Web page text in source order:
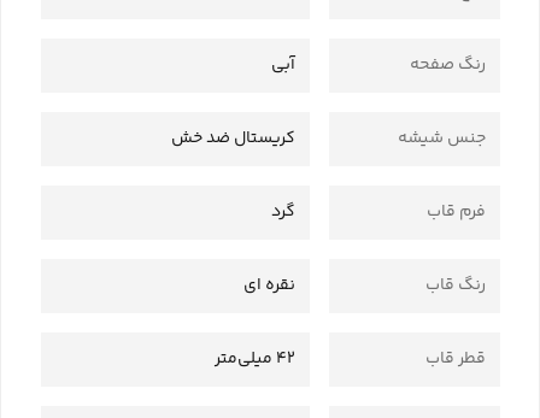
رنگ صفحه آبی
جنس شیشه کریستال ضد خش
فرم قاب گرد
رنگ قاب نقره ای
قطر قاب 42 میلی‌متر